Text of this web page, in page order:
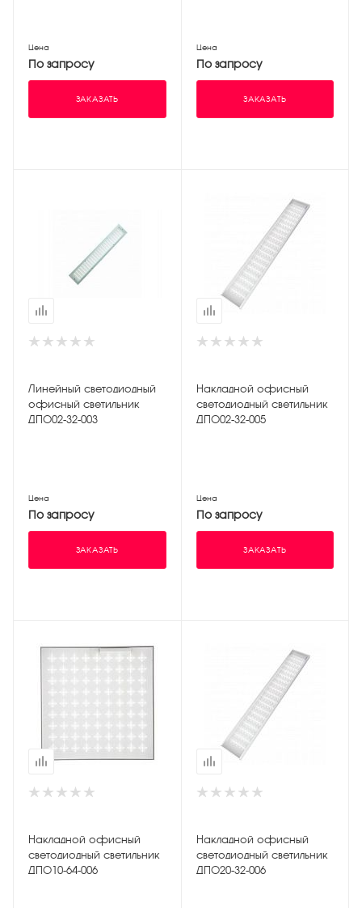
Цена
По запросу
ЗАКАЗАТЬ
Цена
По запросу
ЗАКАЗАТЬ
Линейный светодиодный
офисный светильник
ДПО02-32-003
Цена
По запросу
ЗАКАЗАТЬ
Накладной офисный
светодиодный светильник
ДПО02-32-005
Цена
По запросу
ЗАКАЗАТЬ
Накладной офисный
светодиодный светильник
ДПО10-64-006
Накладной офисный
светодиодный светильник
ДПО20-32-006